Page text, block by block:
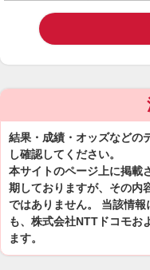
結果・成績・オッズなどの
し確認してください。
本サイトのページ上に掲載
期しておりますが、その内
ではありません。 当該情
も、株式会社NTTドコモお
ます。